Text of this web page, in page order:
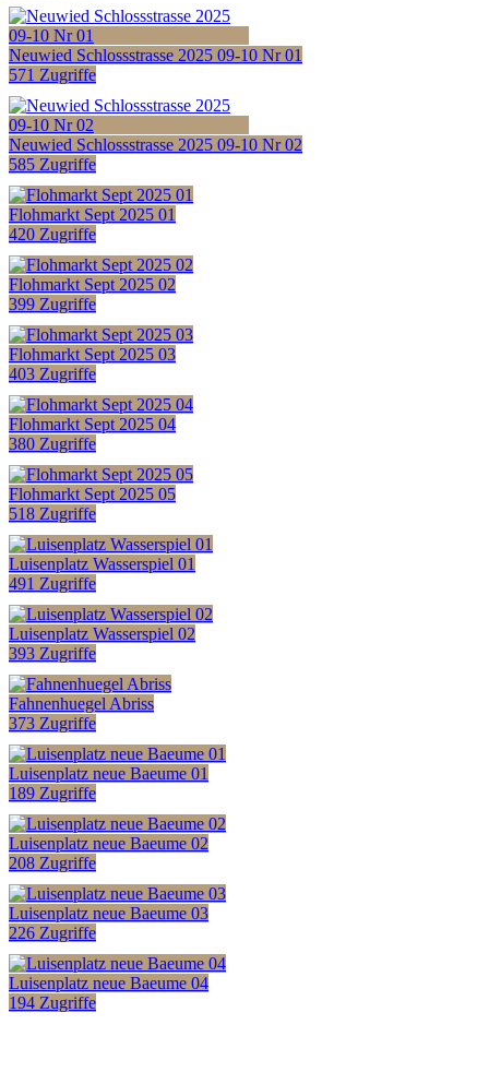
Neuwied Schlossstrasse 2025 09-10 Nr 01
571 Zugriffe
Neuwied Schlossstrasse 2025 09-10 Nr 02
585 Zugriffe
Flohmarkt Sept 2025 01
420 Zugriffe
Flohmarkt Sept 2025 02
399 Zugriffe
Flohmarkt Sept 2025 03
403 Zugriffe
Flohmarkt Sept 2025 04
380 Zugriffe
Flohmarkt Sept 2025 05
518 Zugriffe
Luisenplatz Wasserspiel 01
491 Zugriffe
Luisenplatz Wasserspiel 02
393 Zugriffe
Fahnenhuegel Abriss
373 Zugriffe
Luisenplatz neue Baeume 01
189 Zugriffe
Luisenplatz neue Baeume 02
208 Zugriffe
Luisenplatz neue Baeume 03
226 Zugriffe
Luisenplatz neue Baeume 04
194 Zugriffe